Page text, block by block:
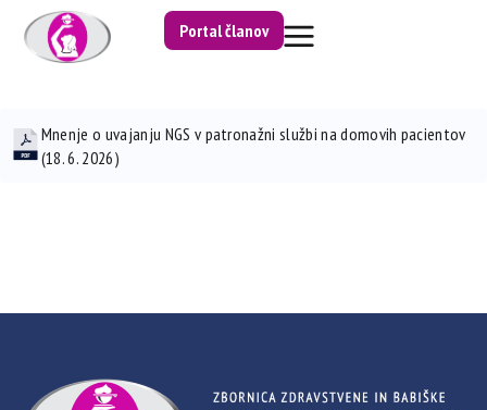
Portal članov
Mnenje o uvajanju NGS v patronažni službi na domovih pacientov
(18. 6. 2026)